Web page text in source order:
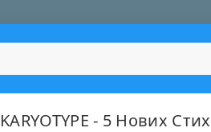
KARYOTYPE - 5 Нових